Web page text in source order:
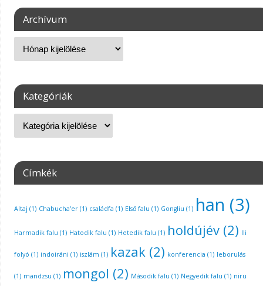
Archívum
Kategóriák
Címkék
Altaj (1) Chabucha'er(1) családfa (1) Első falu (1) Gongliu (1) han (3)
Harmadik falu (1) Hatodik falu (1) Hetedik falu (1) holdújév(2) Ili
folyó (1) indoiráni (1) iszlám (1) kazak(2) konferencia (1) leborulás
(1) mandzsu (1) mongol (2) Második falu (1) Negyedik falu (1) niru